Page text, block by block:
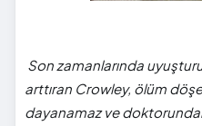
Son zamanlarında
arttıran Crowley, ölüm
dayanamaz ve